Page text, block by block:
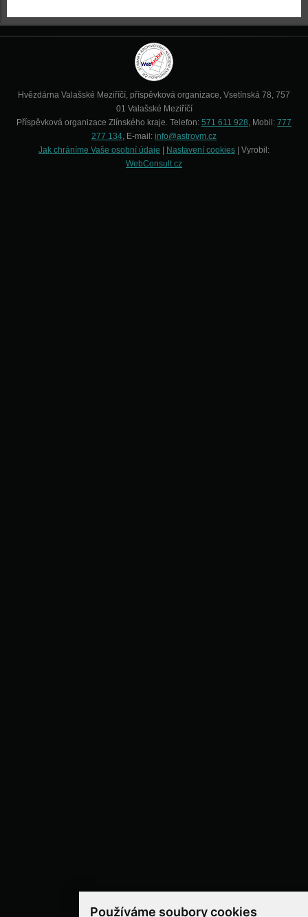
Používáme soubory cookies
Hvězdárna Valašské Meziříčí, příspěvková organizace, Vsetínská 78, 757
01 Valašské Meziříčí
Příspěvková organizace Zlínského kraje. Telefon: 571 611 928, Mobil: 777
277 134, E-mail: info@astrovm.cz
Jak chráníme Vaše osobní údaje
Nastavení cookies | Vyrobil:
WebConsult.cz